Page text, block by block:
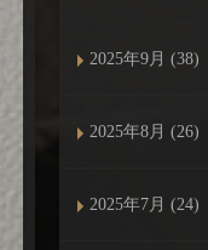
2025年9月 (38)
2025年8月 (26)
2025年7月 (24)